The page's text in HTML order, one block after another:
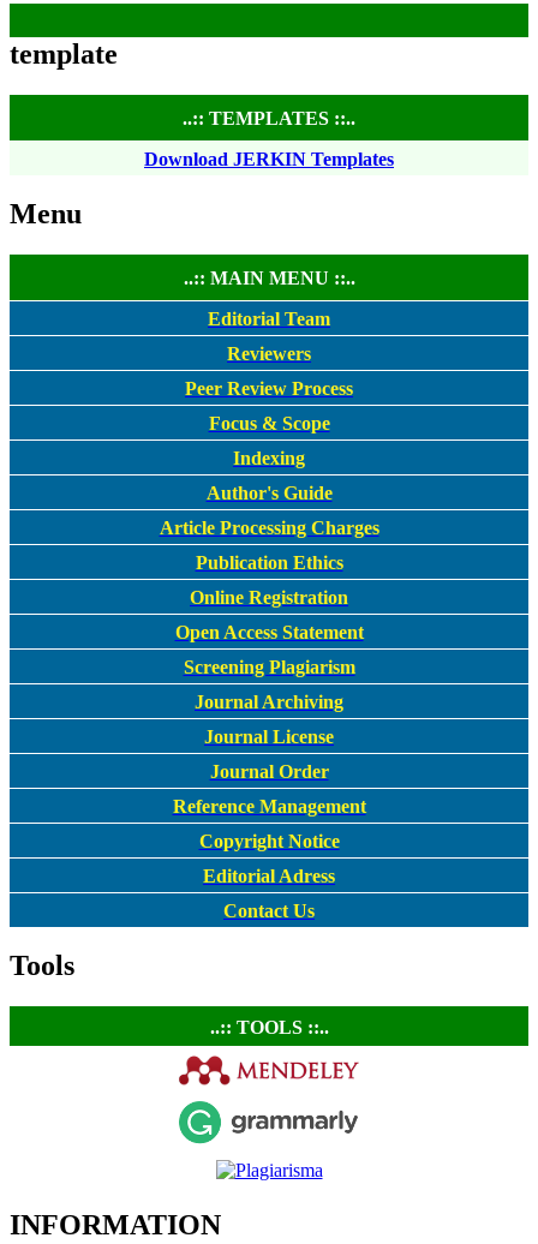
template
..:: TEMPLATES ::..
Download JERKIN Templates
Menu
..:: MAIN MENU ::..
Editorial Team
Reviewers
Peer Review Process
Focus & Scope
Indexing
Author's Guide
Article Processing Charges
Publication Ethics
Online Registration
Open Access Statement
Screening Plagiarism
Journal Archiving
Journal License
Journal Order
Reference Management
Copyright Notice
Editorial Adress
Contact Us
Tools
..:: TOOLS ::..
INFORMATION